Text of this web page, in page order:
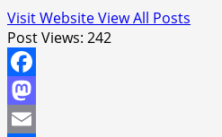
Visit WebsiteView All Posts
Post Views: 242
Facebook
Mastodon